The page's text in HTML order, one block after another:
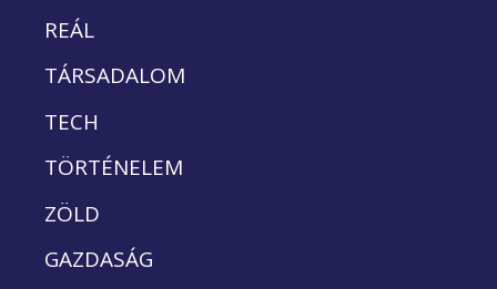
REÁL
TÁRSADALOM
TECH
TÖRTÉNELEM
ZÖLD
GAZDASÁG